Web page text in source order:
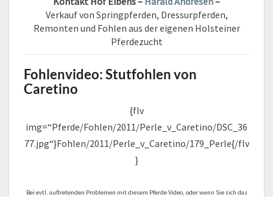
Verkauf von Springpferden, Dressurpferden,
Remonten und Fohlen aus der eigenen Holsteiner
Pferdezucht
Fohlenvideo: Stutfohlen von
Caretino
{flv
img=“Pferde/Fohlen/2011/Perle_v_Caretino/DSC_36
77.jpg“}Fohlen/2011/Perle_v_Caretino/179_Perle{/flv
}
Bei evtl. auftretenden Problemen mit diesem Pferde Video, oder wenn Sie sich das